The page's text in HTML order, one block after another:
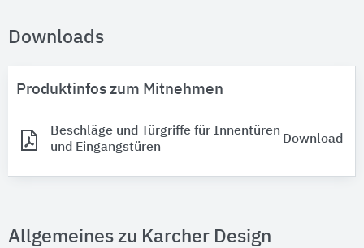
Downloads
Produktinfos zum Mitnehmen
Beschläge und Türgriffe für Innentüren
und Eingangstüren
Download
Allgemeines zu Karcher Design